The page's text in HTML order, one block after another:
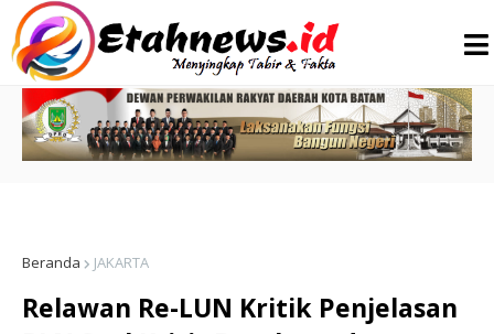
Beranda JAKARTA
Relawan Re-LUN Kritik Penjelasan